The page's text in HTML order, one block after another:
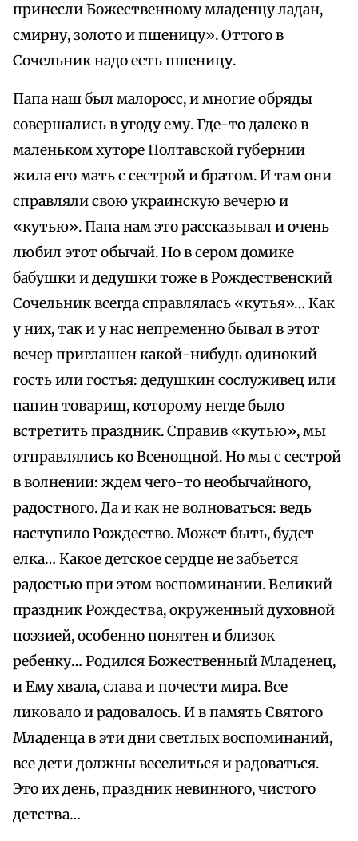
принесли Божественному младенцу ладан,
смирну, золото и пшеницу». Оттого в
Сочельник надо есть пшеницу.
Папа наш был малоросс, и многие обряды
совершались в угоду ему. Где-то далеко в
маленьком хуторе Полтавской губернии
жила его мать с сестрой и братом. И там они
справляли свою украинскую вечерю и
«кутью». Папа нам это рассказывал и очень
любил этот обычай. Но в сером домике
бабушки и дедушки тоже в Рождественский
Сочельник всегда справлялась «кутья»… Как
у них, так и у нас непременно бывал в этот
вечер приглашен какой-нибудь одинокий
гость или гостья: дедушкин сослуживец или
папин товарищ, которому негде было
встретить праздник. Справив «кутью», мы
отправлялись ко Всенощной. Но мы с сестрой
в волнении: ждем чего-то необычайного,
радостного. Да и как не волноваться: ведь
наступило Рождество. Может быть, будет
елка… Какое детское сердце не забьется
радостью при этом воспоминании. Великий
праздник Рождества, окруженный духовной
поэзией, особенно понятен и близок
ребенку… Родился Божественный Младенец,
и Ему хвала, слава и почести мира. Все
ликовало и радовалось. И в память Святого
Младенца в эти дни светлых воспоминаний,
все дети должны веселиться и радоваться.
Это их день, праздник невинного, чистого
детства…